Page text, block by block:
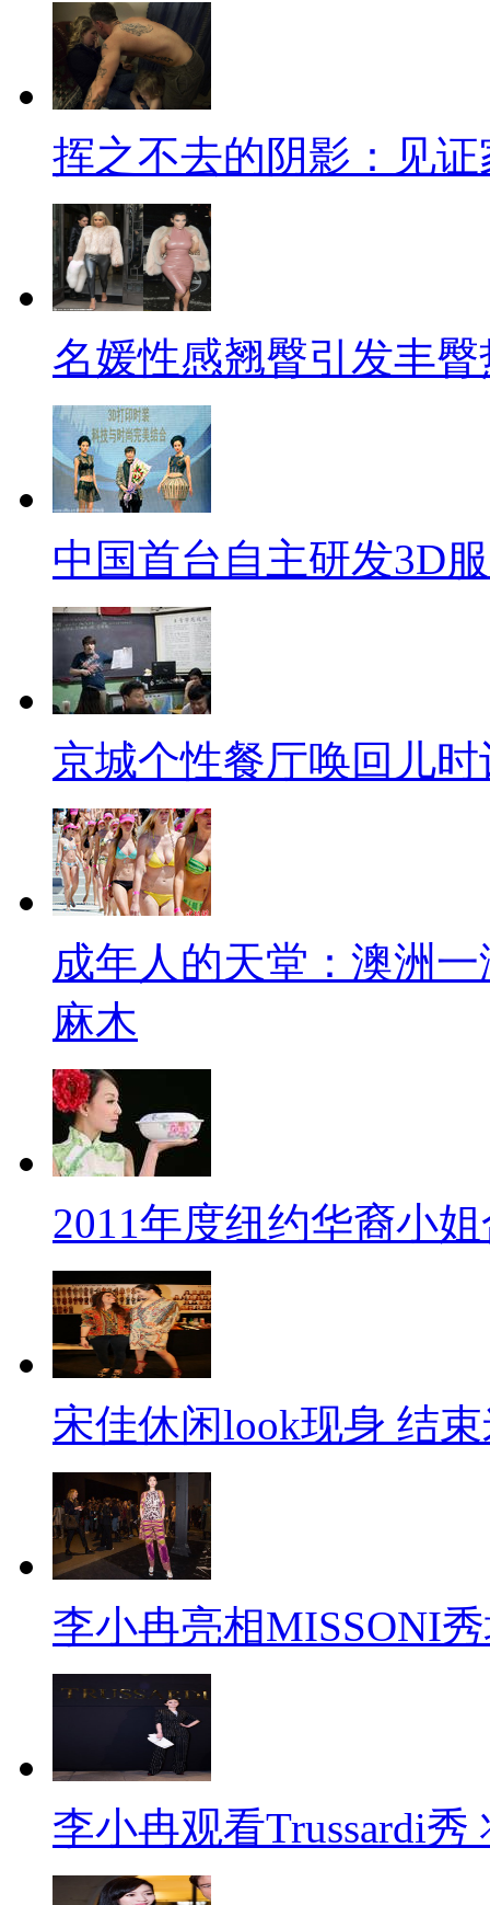
挥之不去的阴影：见
名媛性感翘臀引发丰臀
中国首台自主研发3D
京城个性餐厅唤回儿
成年人的天堂：澳洲
麻木
2011年度纽约华裔小
宋佳休闲look现身 结
李小冉亮相MISSONI
李小冉观看Trussardi